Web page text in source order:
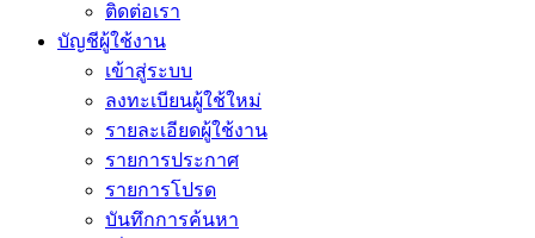
ติดต่อเรา
บัญชีผู้ใช้งาน
เข้าสู่ระบบ
ลงทะเบียนผู้ใช้ใหม่
รายละเอียดผู้ใช้งาน
รายการประกาศ
รายการโปรด
บันทึกการค้นหา